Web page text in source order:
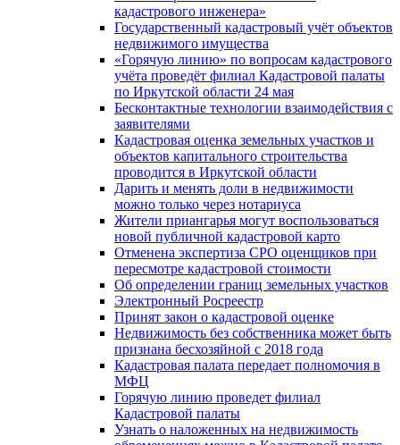
кадастрового инженера»
Государственный кадастровый учёт объектов
недвижимого имущества
«Горячую линию» по вопросам кадастрового
учёта проведёт филиал Кадастровой палаты
по Иркутской области 24 мая
Бесконтактные технологии взаимодействия с
заявителями
Кадастровая оценка земельных участков и
объектов капитального строительства
проводится в Иркутской области
Дарить и менять доли в недвижимости
можно только через нотариуса
Жители приангарья могут воспользоваться
новой публичной кадастровой карто
Отменена экспертиза СРО оценщиков при
пересмотре кадастровой стоимости
Об определении границ земельных участков
Электронный Росреестр
Принят закон о кадастровой оценке
Недвижимость без собственника может быть
признана бесхозяйной с 2018 года
Кадастровая палата передает полномочия в
МФЦ
Горячую линию проведет филиал
Кадастровой палаты
Узнать о наложенных на недвижимость